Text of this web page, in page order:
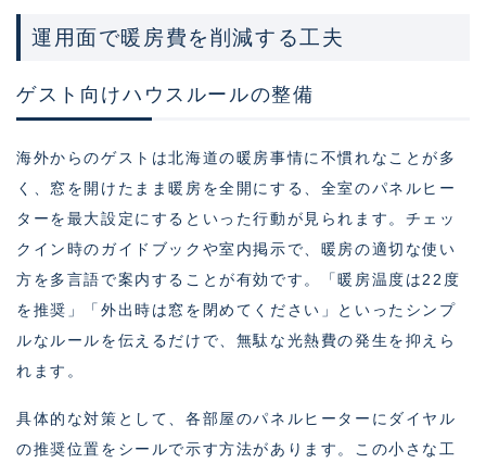
運用面で暖房費を削減する工夫
ゲスト向けハウスルールの整備
海外からのゲストは北海道の暖房事情に不慣れなことが多
く、窓を開けたまま暖房を全開にする、全室のパネルヒー
ターを最大設定にするといった行動が見られます。チェッ
クイン時のガイドブックや室内掲示で、暖房の適切な使い
方を多言語で案内することが有効です。「暖房温度は22度
を推奨」「外出時は窓を閉めてください」といったシンプ
ルなルールを伝えるだけで、無駄な光熱費の発生を抑えら
れます。
具体的な対策として、各部屋のパネルヒーターにダイヤル
の推奨位置をシールで示す方法があります。この小さな工